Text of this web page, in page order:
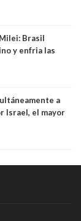
Brasil
y enfria las
a
Israel, el mayor
ancianos